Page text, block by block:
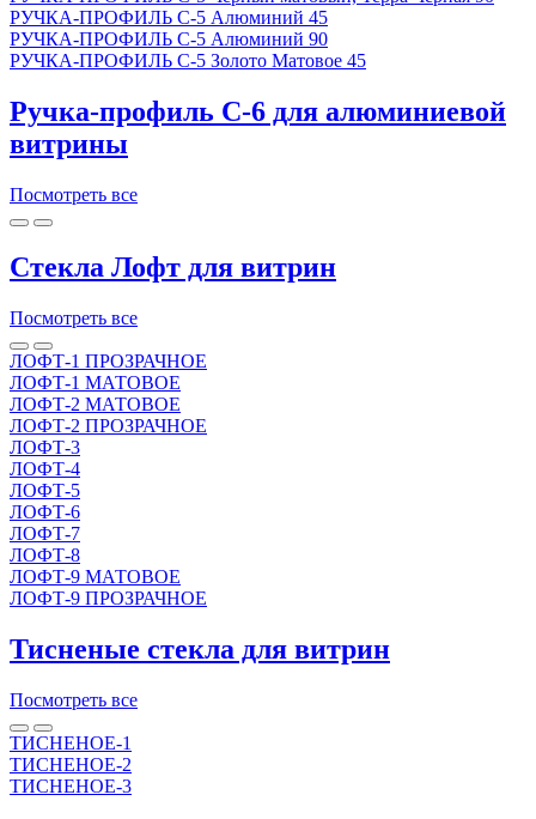
РУЧКА-ПРОФИЛЬ С-5 Алюминий 45
РУЧКА-ПРОФИЛЬ С-5 Алюминий 90
РУЧКА-ПРОФИЛЬ С-5 Золото Матовое 45
Ручка-профиль C-6 для алюминиевой
витрины
Посмотреть все
Стекла Лофт для витрин
Посмотреть все
ЛОФТ-1 ПРОЗРАЧНОЕ
ЛОФТ-1 МАТОВОЕ
ЛОФТ-2 МАТОВОЕ
ЛОФТ-2 ПРОЗРАЧНОЕ
ЛОФТ-3
ЛОФТ-4
ЛОФТ-5
ЛОФТ-6
ЛОФТ-7
ЛОФТ-8
ЛОФТ-9 МАТОВОЕ
ЛОФТ-9 ПРОЗРАЧНОЕ
Тисненые стекла для витрин
Посмотреть все
ТИСНЕНОЕ-1
ТИСНЕНОЕ-2
ТИСНЕНОЕ-3